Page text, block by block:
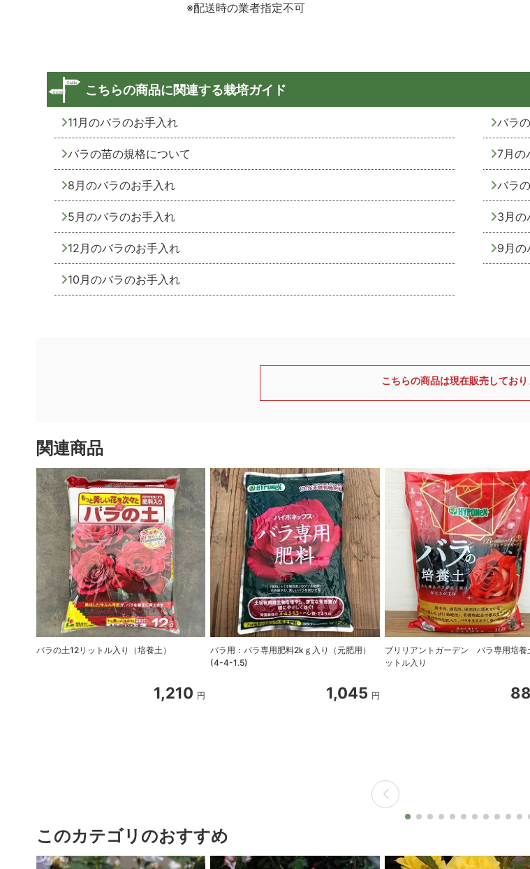
※配送時の業者指定不可
こちらの商品に関連する栽培ガイド
11月のバラのお手入れ バラ
バラの苗の規格について 7月の
8月のバラのお手入れ バラ
5月のバラのお手入れ 3月の
12月のバラのお手入れ 9月の
10月のバラのお手入れ
こちらの商品は現在販売してお
関連商品
バラの土12リットル入り（培養土）
1,210 円
バラ用：バラ専用肥料2kｇ入り（元肥用）
(4-4-1.5)
1,045 円
ブリリアントガーデン バラ専用培養
ットル入り
このカテゴリのおすすめ